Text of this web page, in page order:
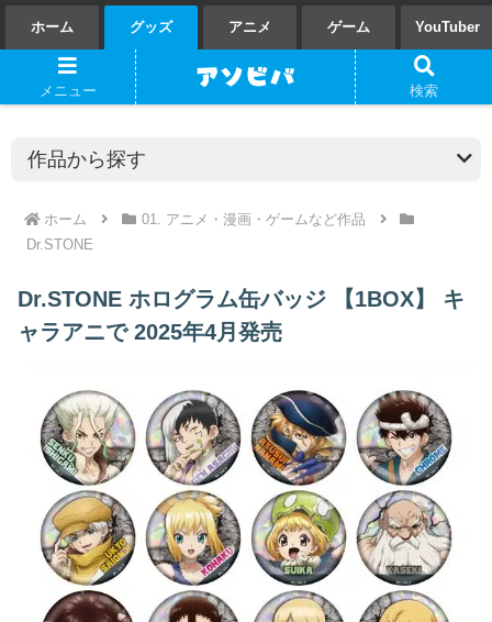
ホーム グッズ アニメ ゲーム YouTuber
ホーム
01. アニメ・漫画・ゲームなど作品
Dr.STONE
Dr.STONE ホログラム缶バッジ 【1BOX】 キ
ャラアニで 2025年4月発売
メニュー 検索